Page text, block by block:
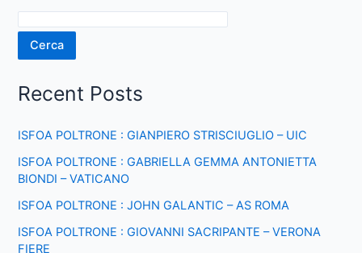
Cerca
Recent Posts
ISFOA POLTRONE : GIANPIERO STRISCIUGLIO – UIC
ISFOA POLTRONE : GABRIELLA GEMMA ANTONIETTA
BIONDI – VATICANO
ISFOA POLTRONE : JOHN GALANTIC – AS ROMA
ISFOA POLTRONE : GIOVANNI SACRIPANTE – VERONA
FIERE